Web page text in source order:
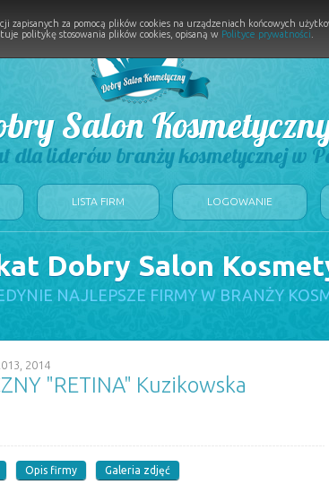
Salon
dla liderów branży kosmetycznej w
LISTA FIRM LOGOWANIE
Dobry Salon
NAJLEPSZE FIRMY W BRANŻY
2014
"RETINA" Kuzikowska
Opis firmy Galeria zdjęć
za pomocą plików cookies na urządzeniach końcowych
politykę stosowania plików cookies, opisaną w Polityce prywatności